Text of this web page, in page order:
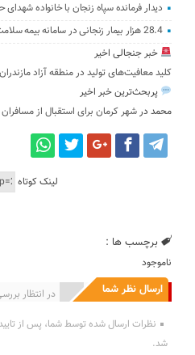
دیدار فرمانده سپاه زنجان با خانواده شهدای
28.4 هزار بیمار زنجانی در سامانه بیمه سلامت نشاندار شدند
خبر جنجالی اخیر
کلید معافیت‌های تولید در منطقه آزاد
پربحث‌ترین خبر اخیر
محمد درشهر کرمان برای استقبال از
لینک کوتاه
برچسب ها :
ناموجود
ارسال نظر شما در انتظار انتشار یافته : 0
نظرات ارسال شده توسط شما، پس از
شد.